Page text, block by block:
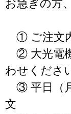
お急ぎの方
① ご注文
② 大光電
わせくださ
③ 平日（
文